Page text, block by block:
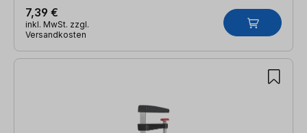
7,39 €
inkl. MwSt. zzgl.
Versandkosten